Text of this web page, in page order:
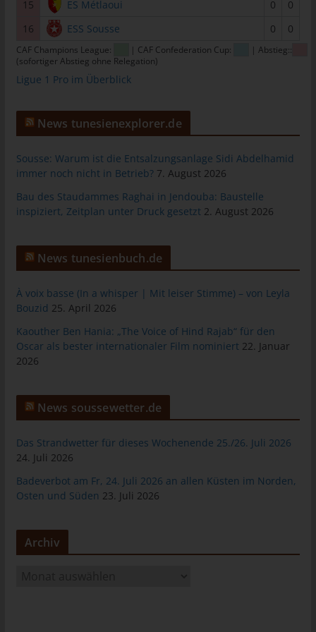
15
ES Métlaoui 0
0
16
ESS Sousse 0 0
CAF Champions League: | CAF Confederation Cup:
| Abstieg::
(sofortiger Abstieg ohne Relegation)
Ligue 1 Pro im Überblick
News tunesienexplorer.de
Sousse: Warum ist die Entsalzungsanlage Sidi Abdelhamid
immer noch nicht in Betrieb? 7. August 2026
Bau des Staudammes Raghai in Jendouba: Baustelle
inspiziert, Zeitplan unter Druck gesetzt 2. August 2026
News tunesienbuch.de
À voix basse (In a whisper | Mit leiser Stimme) – von Leyla
Bouzid 25. April 2026
Kaouther Ben Hania: „The Voice of Hind Rajab“ für den
Oscar als bester internationaler Film nominiert 22. Januar
2026
News soussewetter.de
Das Strandwetter für dieses Wochenende 25./26. Juli 2026
24. Juli 2026
Badeverbot am Fr, 24. Juli 2026 an allen Küsten im Norden,
Osten und Süden 23. Juli 2026
Archiv
Personen, die unter der unmittelbaren Verantwortung des
Verantwortlichen oder des Auftragsverarbeiters befugt sind, die
personenbezogenen Daten zu verarbeiten.
k) Einwilligung
abgegebene Willensbekundung in Form einer Erklärung oder
einer sonstigen eindeutigen bestätigenden Handlung, mit der
die betroffene Person zu verstehen gibt, dass sie mit der
Verarbeitung der sie betreffenden personenbezogenen Daten
Name und Anschrift des für die
Verantwortlicher im Sinne der Datenschutz-Grundverordnung,
geltenden Datenschutzgesetze und anderer Bestimmungen mit
datenschutzrechtlichem Charakter ist:
tunesienfussball.de
Uwe Wassenberg
4022 Akouda - Tunesien
Telefon: +216 216 16 616
E-Mail:
Cookies
Die Internetseiten verwenden Cookies. Cookies sind
Computersystem abgelegt und gespeichert werden.
Zahlreiche Internetseiten und Server verwenden Cookies. Viele